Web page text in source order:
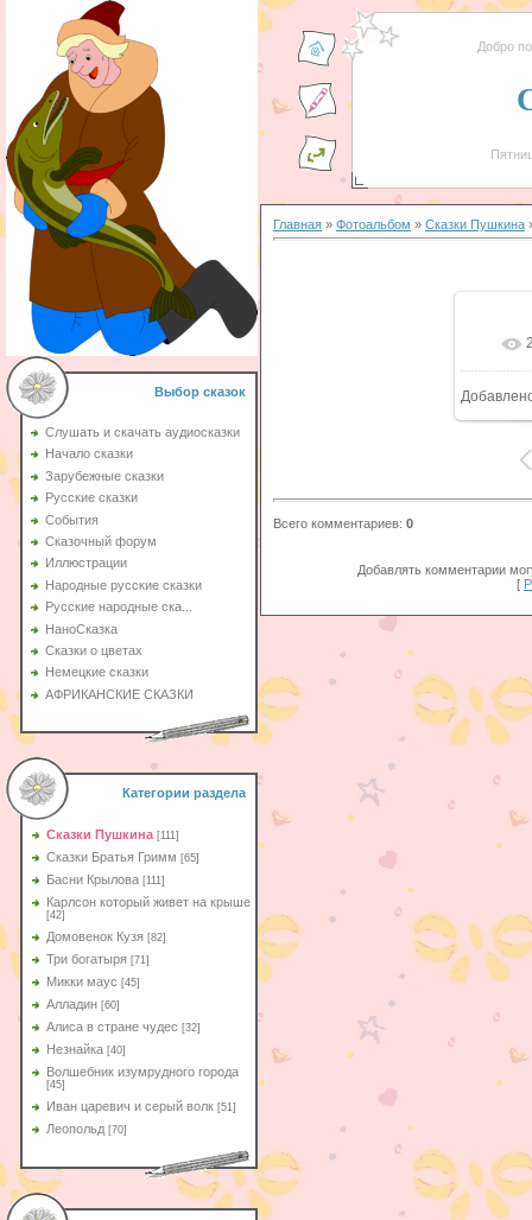
Выбор сказок
Слушать и скачать аудиосказки
Начало сказки
Зарубежные сказки
Русские сказки
События
Сказочный форум
Иллюстрации
Народные русские сказки
Русские народные ска...
НаноСказка
Сказки о цветах
Немецкие сказки
АФРИКАНСКИЕ СКАЗКИ
Категории раздела
Сказки Пушкина [111]
Сказки Братья Гримм [65]
Басни Крылова [111]
Карлсон который живет на крыше
[42]
Домовенок Кузя [82]
Три богатыря [71]
Микки маус [45]
Алладин [60]
Aлиса в стране чудес [32]
Незнайка [40]
Волшебник изумрудного города
[45]
Иван царевич и серый волк [51]
Леопольд [70]
Добро
Главная » Фотоальбом » Сказки Пушкина
Всего комментариев: 0
Добавлять комментарии
[